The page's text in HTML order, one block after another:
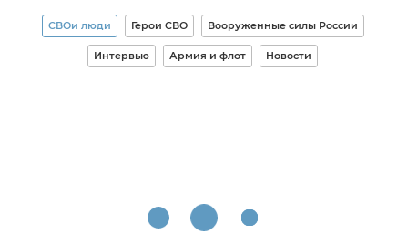
СВОи люди Герои СВО Вооруженные силы России
Интервью Армия и флот Новости